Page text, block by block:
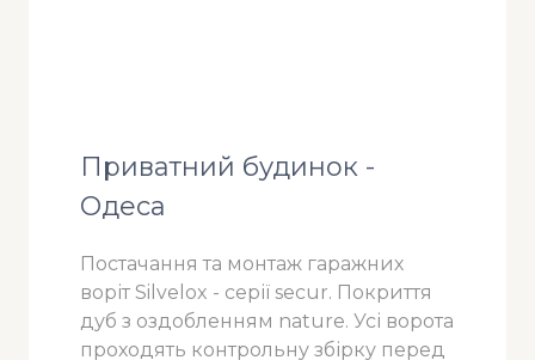
Приватний будинок -
Одеса
Постачання та монтаж гаражних
воріт Silvelox - серії secur. Покриття
дуб з оздобленням nature. Усі ворота
проходять контрольну збірку перед